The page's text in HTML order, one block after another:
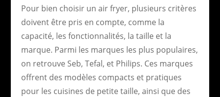
Pour bien choisir un air fryer, plusieurs critères
doivent être pris en compte, comme la
capacité, les fonctionnalités, la taille et la
marque. Parmi les marques les plus populaires,
on retrouve Seb, Tefal, et Philips. Ces marques
offrent des modèles compacts et pratiques
pour les cuisines de petite taille, ainsi que des